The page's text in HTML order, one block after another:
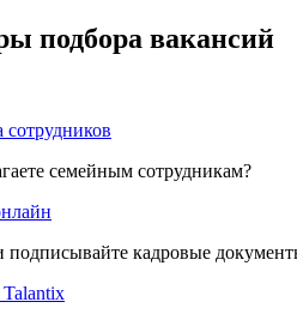
подбора вакансий
семейным сотрудникам?
подписывайте кадровые
Talantix